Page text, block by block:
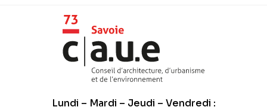
Lundi – Mardi – Jeudi – Vendredi :